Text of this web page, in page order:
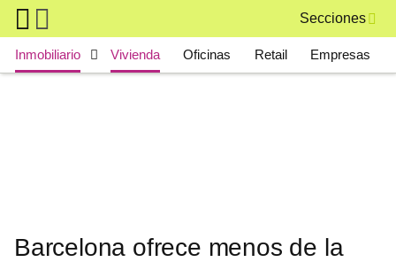
Skip to main content
Secciones
Main navigation
Inmobiliario Vivienda Oficinas Retail Empresas
Barcelona ofrece menos de la